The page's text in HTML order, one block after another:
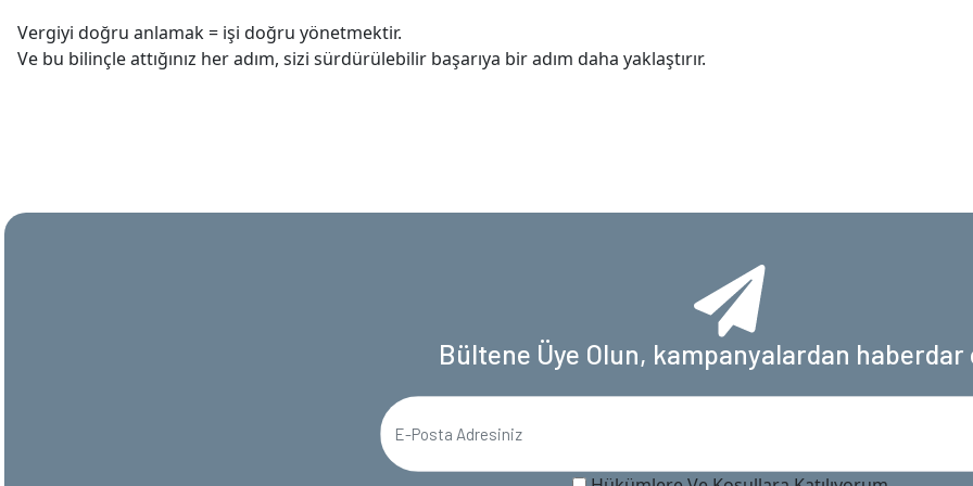
Vergiyi doğru anlamak = işi doğru yönetmektir.
Ve bu bilinçle attığınız her adım, sizi sürdürülebilir başarıya bir adım daha yaklaştırır.
Bültene Üye Olun, kampanyalardan haberdar